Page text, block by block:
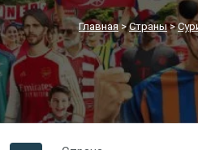
Главная>Страны>